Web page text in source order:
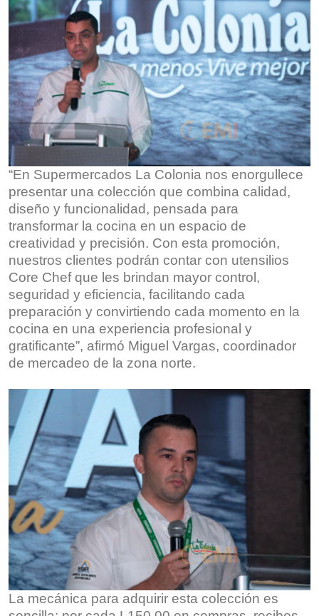
“En Supermercados La Colonia nos enorgullece
presentar una colección que combina calidad,
diseño y funcionalidad, pensada para
transformar la cocina en un espacio de
creatividad y precisión. Con esta promoción,
nuestros clientes podrán contar con utensilios
Core Chef que les brindan mayor control,
seguridad y eficiencia, facilitando cada
preparación y convirtiendo cada momento en la
cocina en una experiencia profesional y
gratificante”, afirmó Miguel Vargas, coordinador
de mercadeo de la zona norte.
La mecánica para adquirir esta colección es